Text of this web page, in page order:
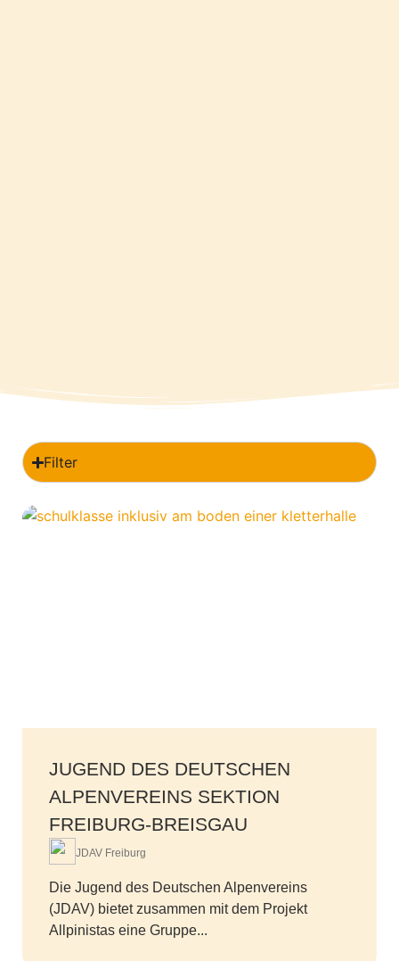
Filter
JUGEND DES DEUTSCHEN
ALPENVEREINS SEKTION
FREIBURG-BREISGAU
JDAV Freiburg
Die Jugend des Deutschen Alpenvereins
(JDAV) bietet zusammen mit dem Projekt
Allpinistas eine Gruppe...